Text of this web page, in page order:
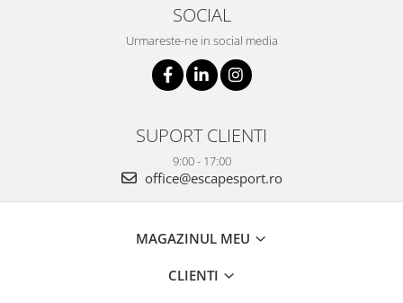
SOCIAL
Urmareste-ne in social media
SUPORT CLIENTI
9:00 - 17:00
office@escapesport.ro
MAGAZINUL MEU
CLIENTI